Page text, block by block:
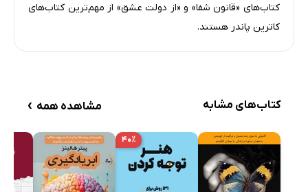
کتاب‌های «قانون شفا» و «از دولت عشق» از مهم‌ترین کتاب‌های
کاترین پاندر هستند.
کتاب‌های مشابه مشاهده همه ›
۴۰٪